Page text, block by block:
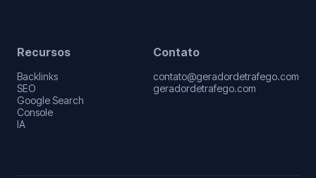
Recursos
Backlinks
SEO
Google Search
Console
IA
Contato
contato@geradordetrafego.com
geradordetrafego.com